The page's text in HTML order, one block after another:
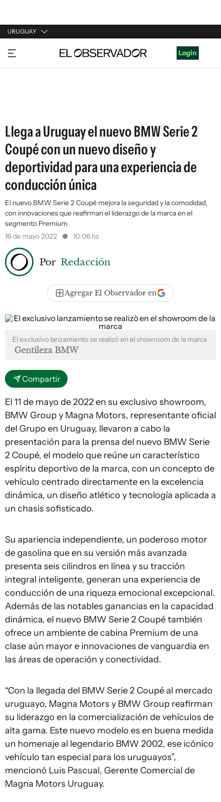
URUGUAY
URUGUAY
ARGENTINA
Login
Llega a Uruguay el nuevo BMW Serie 2
Coupé con un nuevo diseño y
deportividad para una experiencia de
conducción única
El nuevo BMW Serie 2 Coupé mejora la seguridad y la comodidad,
con innovaciones que reafirman el liderazgo de la marca en el
segmento Premium
16 de mayo 2022
10:06 hs
Por Redacción
Agregar El Observador en
El exclusivo lanzamiento se realizò en el showroom de la marca
Gentileza BMW
Compartir
El 11 de mayo de 2022 en su exclusivo showroom,
BMW Group y Magna Motors, representante oficial
del Grupo en Uruguay, llevaron a cabo la
presentación para la prensa del nuevo BMW Serie
2 Coupé, el modelo que reúne un característico
espíritu deportivo de la marca, con un concepto de
vehículo centrado directamente en la excelencia
dinámica, un diseño atlético y tecnología aplicada a
un chasis sofisticado.
Su apariencia independiente, un poderoso motor
de gasolina que en su versión más avanzada
presenta seis cilindros en línea y su tracción
integral inteligente, generan una experiencia de
conducción de una riqueza emocional excepcional.
Además de las notables ganancias en la capacidad
dinámica, el nuevo BMW Serie 2 Coupé también
ofrece un ambiente de cabina Premium de una
clase aún mayor e innovaciones de vanguardia en
las áreas de operación y conectividad.
“Con la llegada del BMW Serie 2 Coupé al mercado
uruguayo, Magna Motors y BMW Group reafirman
su liderazgo en la comercialización de vehículos de
alta gama. Este nuevo modelo es en buena medida
un homenaje al legendario BMW 2002, ese icónico
vehículo tan especial para los uruguayos”,
mencionó Luis Pascual, Gerente Comercial de
Magna Motors Uruguay.